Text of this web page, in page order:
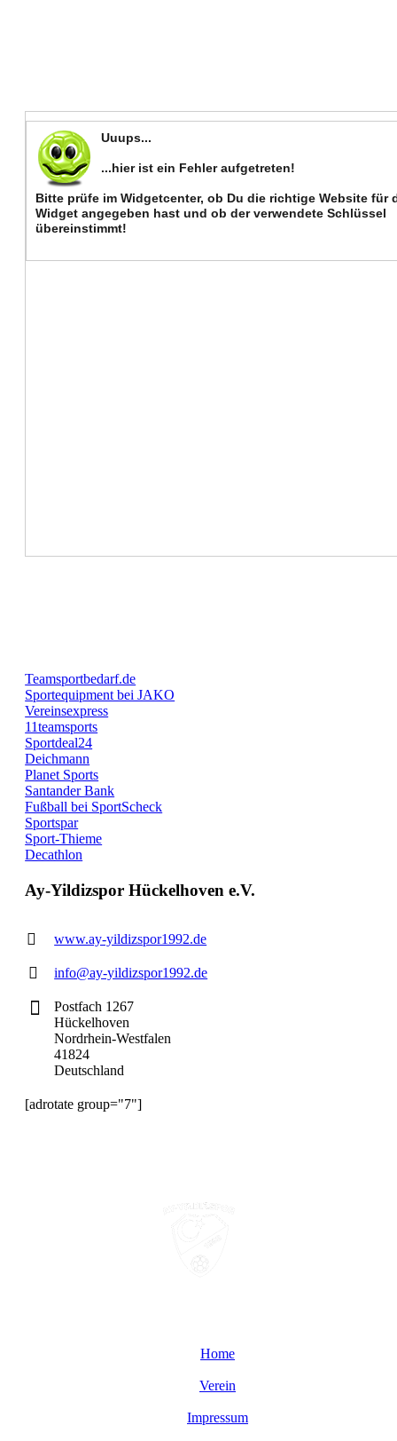
Teamsportbedarf.de
Sportequipment bei JAKO
Vereinsexpress
11teamsports
Sportdeal24
Deichmann
Planet Sports
Santander Bank
Fußball bei SportScheck
Sportspar
Sport-Thieme
Decathlon
Ay-Yildizspor Hückelhoven e.V.
www.ay-yildizspor1992.de
info@ay-yildizspor1992.de
Postfach 1267
Hückelhoven
Nordrhein-Westfalen
41824
Deutschland
[adrotate group="7"]
Home
Verein
Impressum